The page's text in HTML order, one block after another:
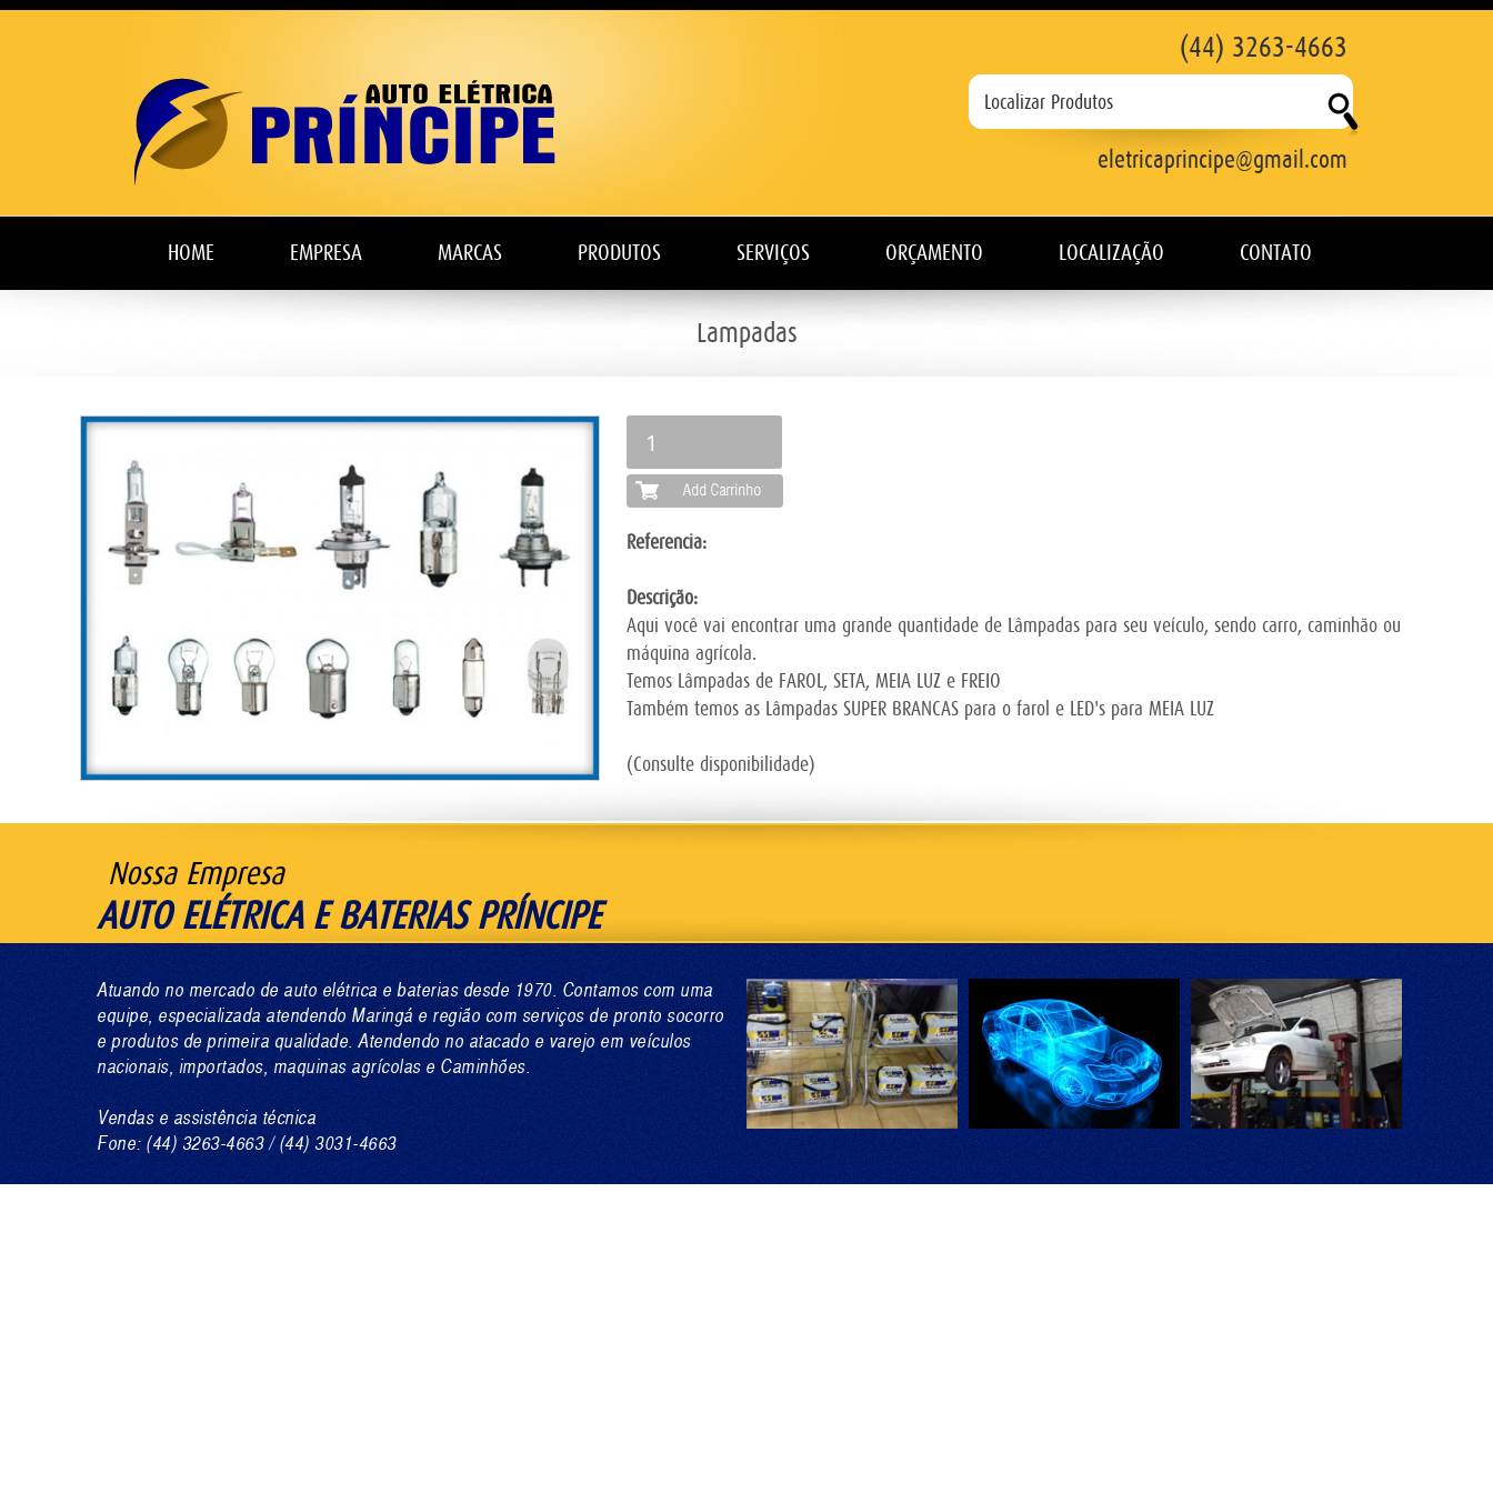
(44) 3263-4663
eletricaprincipe@gmail.com
HOME EMPRESA MARCAS PRODUTOS SERVIÇOS ORÇAMENTO LOCALIZAÇÃO CONTATO
Lampadas
Referencia:
Descrição:
Aqui você vai encontrar uma grande quantidade de Lâmpadas para seu veículo, sendo carro, caminhão ou
máquina agrícola.
Temos Lâmpadas de FAROL, SETA, MEIA LUZ e FREIO
Também temos as Lâmpadas SUPER BRANCAS para o farol e LED's para MEIA LUZ
(Consulte disponibilidade)
Nossa Empresa
AUTO ELÉTRICA E BATERIAS PRÍNCIPE
Atuando no mercado de auto elétrica e baterias desde 1970. Contamos com uma
equipe, especializada atendendo Maringá e região com serviços de pronto socorro
e produtos de primeira qualidade. Atendendo no atacado e varejo em veículos
nacionais, importados, maquinas agrícolas e Caminhões.
Vendas e assistência técnica
Fone: (44) 3263-4663 / (44) 3031-4663